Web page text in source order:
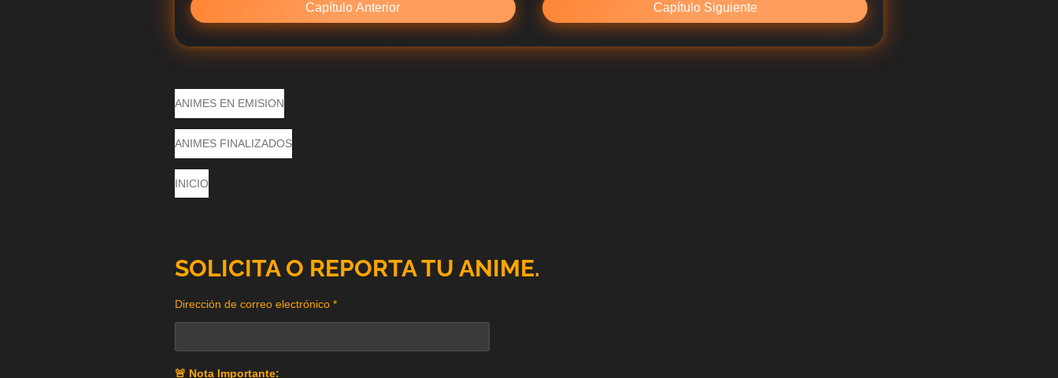
Capítulo Anterior Capítulo Siguiente
ANIMES EN EMISION
ANIMES FINALIZADOS
INICIO
SOLICITA O REPORTA TU ANIME.
Dirección de correo electrónico *
🚨 Nota Importante: